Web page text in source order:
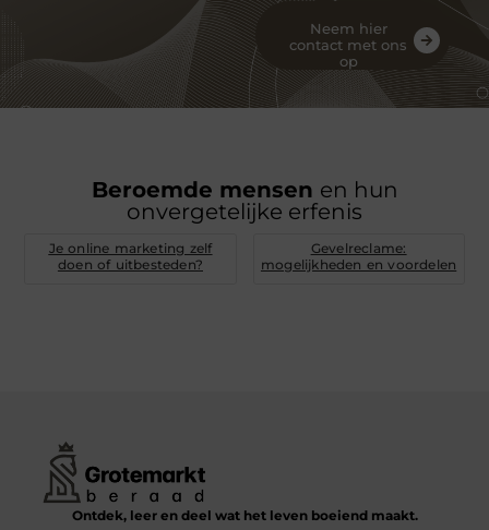
Neem hier
contact met ons
op
Beroemde mensen en hun
onvergetelijke erfenis
Je online marketing zelf
doen of uitbesteden?
Gevelreclame:
mogelijkheden en voordelen
Ontdek, leer en deel wat het leven boeiend maakt.